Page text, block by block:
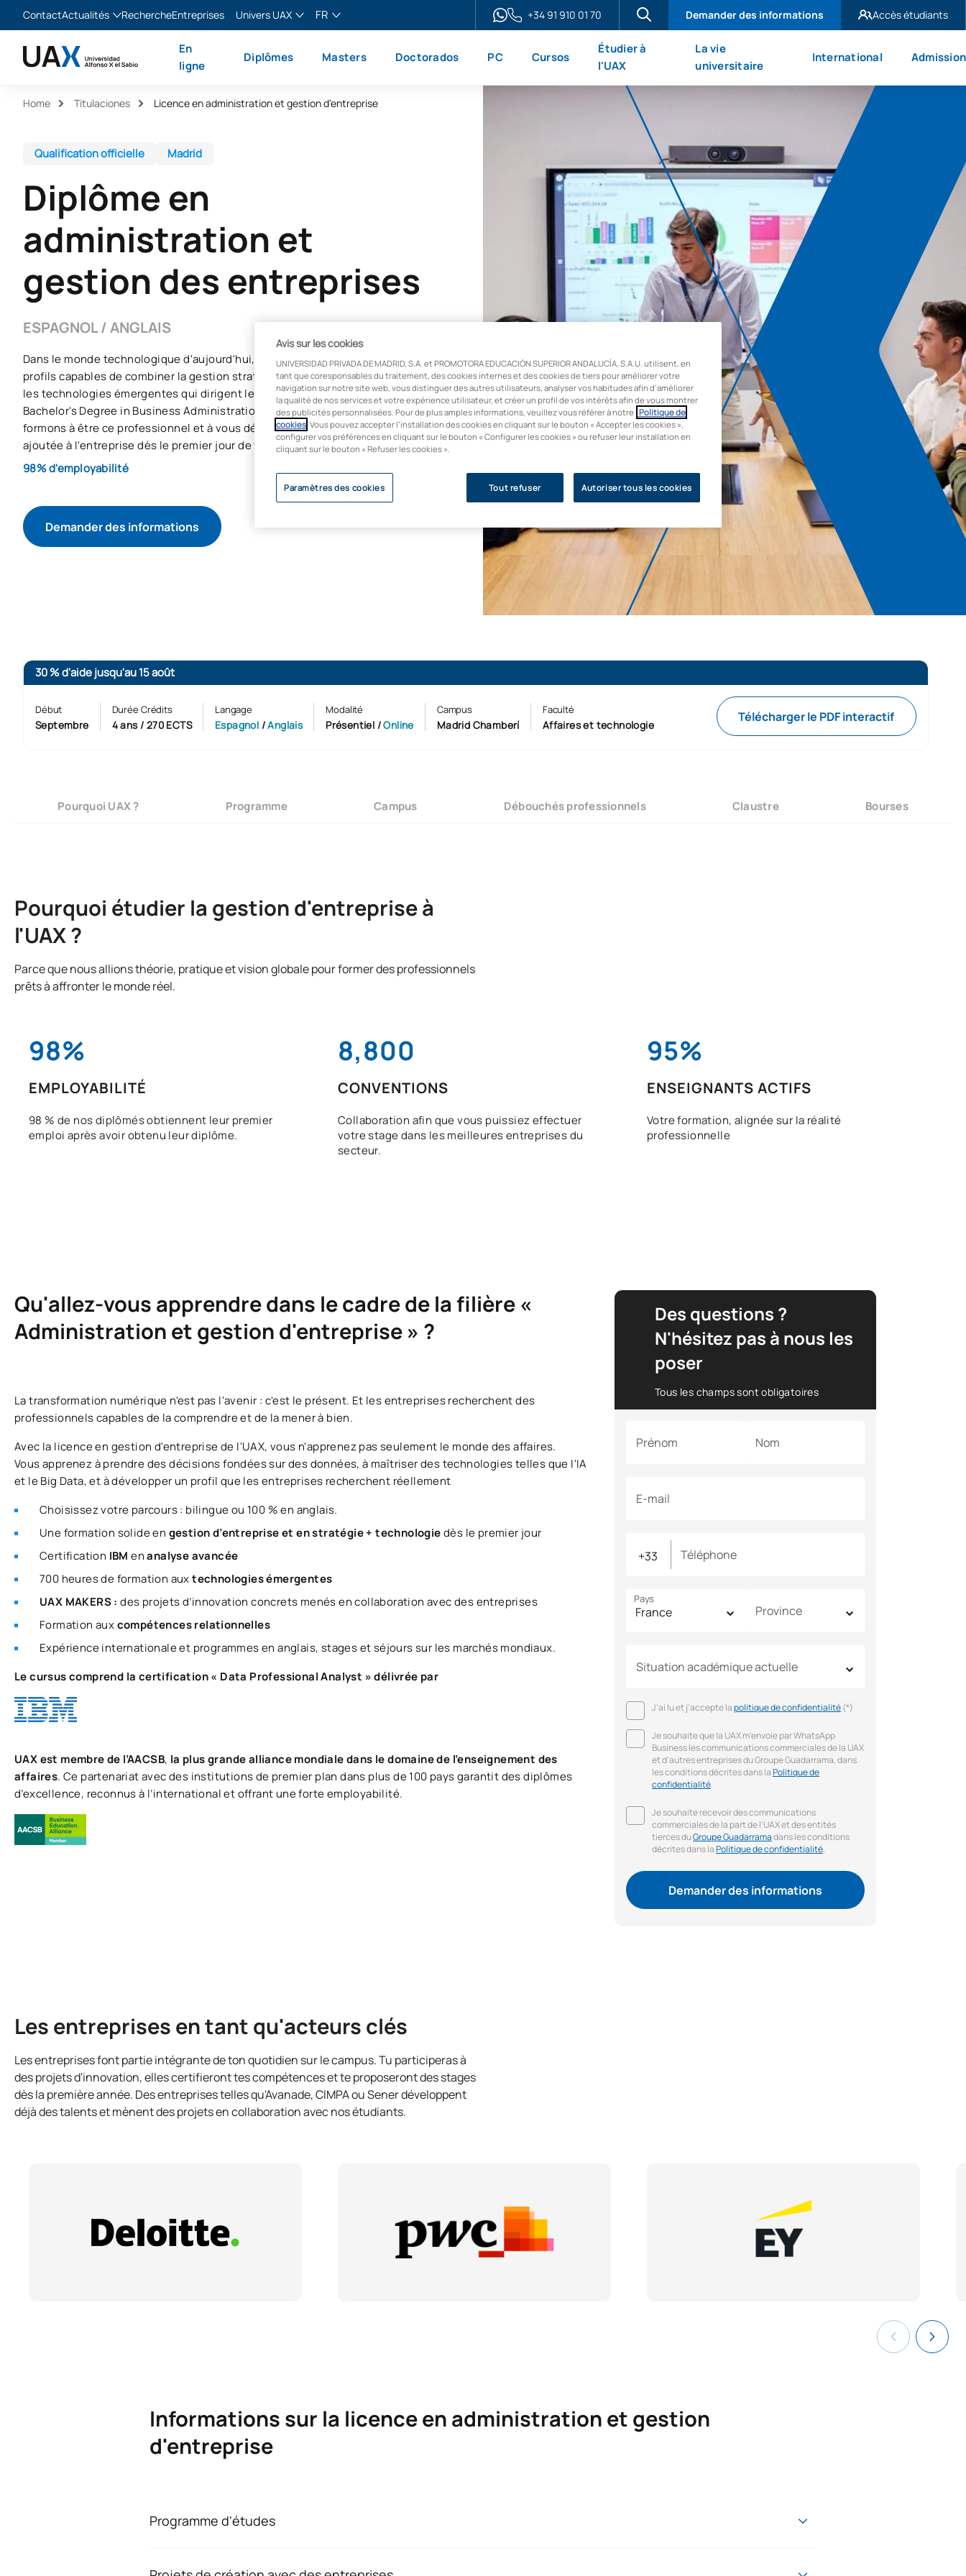
ContactActualités
Actualités
RechercheEntreprises
Univers UAX
FR
English
Italiano
+34 91 910 01 70 Demander des informations
Accès étudiants
UAX Mare Nostrum
En
ligne
Diplômes Masters Doctorados PC Cursos
Étudier à
l'UAX
La vie
universitaire
International Admission
Home Titulaciones Licence en administration et gestion d'entreprise
Qualification officielle Madrid
Diplôme en
administration et
gestion des entreprises
ESPAGNOL / ANGLAIS
Dans le monde technologique d'aujourd'hui, les entreprises ont besoin de
profils capables de combiner la gestion stratégique et l'analyse avancée avec
les technologies émergentes qui dirigent leurs activités. À l'UAX, avec le
Bachelor's Degree in Business Administration and Management, nous vous
formons à être ce professionnel et à vous démarquer en apportant une valeur
ajoutée à l'entreprise dès le premier jour de travail.
98% d'employabilité
Demander des informations
30 % d'aide jusqu'au 15 août
Début
Septembre
Durée Crédits
4 ans / 270 ECTS
Langage
Espagnol /Anglais
Modalité
Présentiel /Online
Campus
Madrid Chamberí
Faculté
Affaires et technologie
Télécharger le PDF interactif
Pourquoi UAX ? Programme Campus Débouchés professionnels Claustre Bourses
Pourquoi étudier la gestion d'entreprise à
l'UAX ?
Parce que nous allions théorie, pratique et vision globale pour former des professionnels
prêts à affronter le monde réel.
98%
EMPLOYABILITÉ
98 % de nos diplômés obtiennent leur premier
emploi après avoir obtenu leur diplôme.
8,800
CONVENTIONS
Collaboration afin que vous puissiez effectuer
votre stage dans les meilleures entreprises du
secteur.
95%
ENSEIGNANTS ACTIFS
Votre formation, alignée sur la réalité
professionnelle
Qu'allez-vous apprendre dans le cadre de la filière «
Administration et gestion d'entreprise » ?
La transformation numérique n'est pas l'avenir : c'est le présent. Et les entreprises recherchent des
professionnels capables de la comprendre et de la mener à bien.
Avec la licence en gestion d'entreprise de l'UAX, vous n'apprenez pas seulement le monde des affaires.
Vous apprenez à prendre des décisions fondées sur des données, à maîtriser des technologies telles que l'IA
et le Big Data, et à développer un profil que les entreprises recherchent réellement
Choisissez votre parcours : bilingue ou 100 % en anglais.
Une formation solide en gestion d’entreprise et en stratégie + technologiedès le premier jour
Certification IBMenanalyse avancée
700 heures de formation auxtechnologies émergentes
UAX MAKERS :des projets d’innovation concrets menés en collaboration avec des entreprises
Formation auxcompétences relationnelles
Expérience internationale et programmes en anglais, stages et séjours sur les marchés mondiaux.
Le cursus comprend la certification « Data Professional Analyst » délivrée par
UAX est membre de l’AACSB, la plus grande alliance mondiale dans le domaine de l’enseignement des
affaires. Ce partenariat avec des institutions de premier plan dans plus de 100 pays garantit des diplômes
d’excellence, reconnus à l’international et offrant une forte employabilité.
Des questions ?
N'hésitez pas à nous les
poser
Tous les champs sont obligatoires
Prénom Nom
E-mail
Téléphone
Pays
Province
Situation académique actuelle
J'ai lu et j'accepte lapolitique de confidentialité(*)
Je souhaite que la UAX m'envoie par WhatsApp
Business les communications commerciales de la UAX
et d'autres entreprises du Groupe Guadarrama, dans
les conditions décrites dans laPolitique de
confidentialité.
Je souhaite recevoir des communications
commerciales de la part de l'UAX et des entités
tierces duGroupe Guadarramadans les conditions
décrites dans laPolitique de confidentialité.
Demander des informations
Les entreprises en tant qu'acteurs clés
Les entreprises font partie intégrante de ton quotidien sur le campus. Tu participeras à
des projets d'innovation, elles certifieront tes compétences et te proposeront des stages
dès la première année. Des entreprises telles qu'Avanade, CIMPA ou Sener développent
déjà des talents et mènent des projets en collaboration avec nos étudiants.
Informations sur la licence en administration et gestion
d'entreprise
Programme d'études
Avis sur les cookies
UNIVERSIDAD PRIVADA DE MADRID, S.A. et PROMOTORA EDUCACIÓN SUPERIOR ANDALUCÍA, S.A.U. utilisent, en
tant que coresponsables du traitement, des cookies internes et des cookies de tiers pour améliorer votre
navigation sur notre site web, vous distinguer des autres utilisateurs, analyser vos habitudes afin d’améliorer
la qualité de nos services et votre expérience utilisateur, et créer un profil de vos intérêts afin de vous montrer
des publicités personnalisées. Pour de plus amples informations, veuillez vous référer à notre Politique de
cookies . Vous pouvez accepter l’installation des cookies en cliquant sur le bouton « Accepter les cookies »,
configurer vos préférences en cliquant sur le bouton « Configurer les cookies » ou refuser leur installation en
cliquant sur le bouton « Refuser les cookies ».
Tout refuser Autoriser tous les cookies
Paramètres des cookies